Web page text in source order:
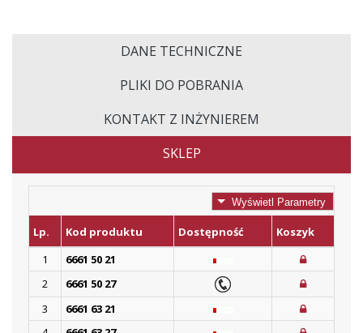
DANE TECHNICZNE
PLIKI DO POBRANIA
KONTAKT Z INŻYNIEREM
SKLEP
Wyświetl Parametry
Lp. Kod produktu Dostępność
Koszyk
1
6661 50 21
2
6661 50 27
3
6661 63 21